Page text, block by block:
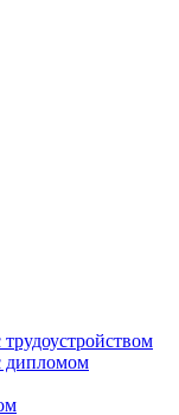
дипломом